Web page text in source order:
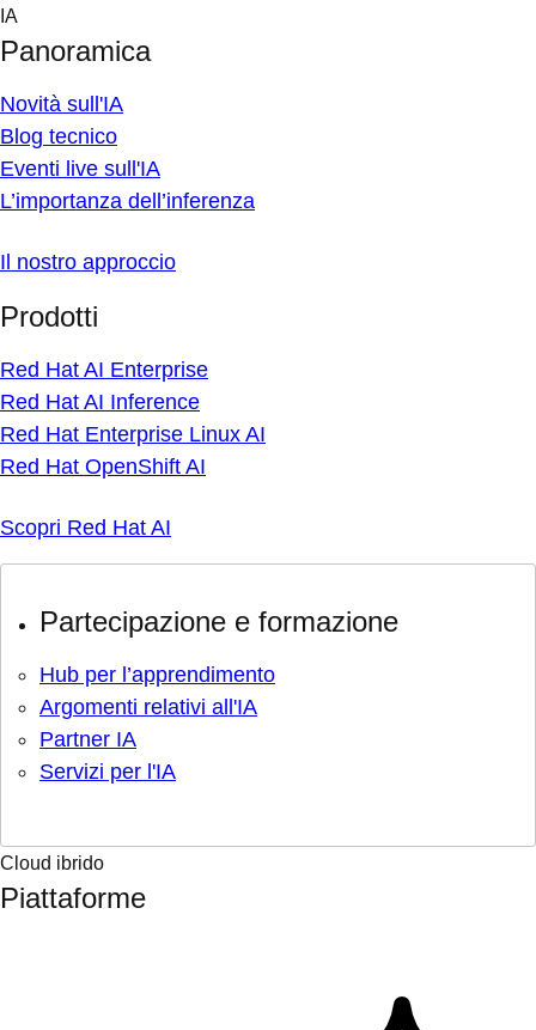
Skip
content
IA
Panoramica
Novità sull'IA
Blog tecnico
Eventi live sull'IA
L’importanza dell’inferenza
Il nostro approccio
Prodotti
Red Hat AI Enterprise
Red Hat AI Inference
Red Hat Enterprise Linux AI
Red Hat OpenShift AI
Scopri Red Hat AI
Partecipazione e formazione
Hub per l’apprendimento
Argomenti relativi all'IA
Partner IA
Servizi per l'IA
Cloud ibrido
Piattaforme